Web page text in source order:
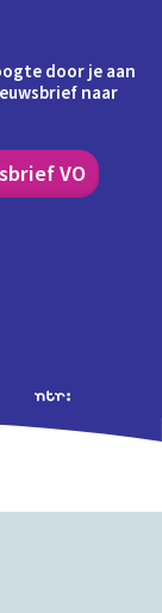
door je aan
naar
VO